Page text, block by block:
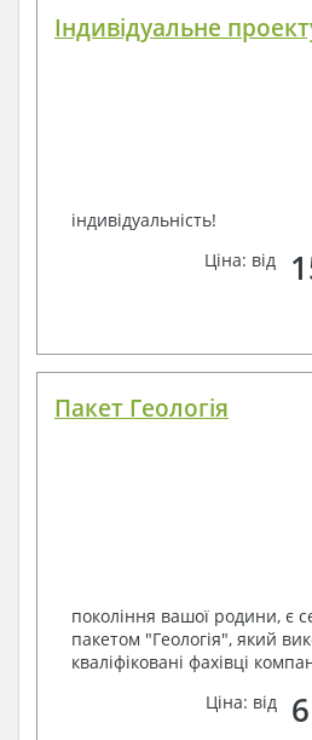
Індивідуальне
індивідуальність!
Ціна: від
Пакет Геологія
покоління вашої родини, є
пакетом "Геологія", який
кваліфіковані фахівці
Ціна: від